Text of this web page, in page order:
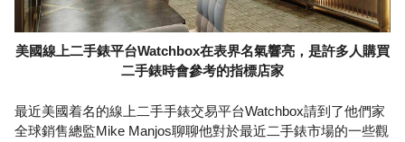
美國線上二手錶平台Watchbox在表界名氣響亮，是許多人購買
二手錶時會參考的指標店家
最近美國着名的線上二手手錶交易平台Watchbox請到了他們家
全球銷售總監Mike Manjos聊聊他對於最近二手錶市場的一些觀